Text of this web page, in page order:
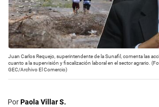
Juan Carlos Requejo, superintendente de la Sunafil, comenta las
cuanto a la supervisión y fiscalización laboral en el sector agrario.
GEC/Archivo El Comercio)
PorPaola Villar S.